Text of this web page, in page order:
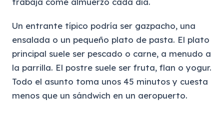
Un entrante típico podría ser gazpacho, una
ensalada o un pequeño plato de pasta. El plato
principal suele ser pescado o carne, a menudo a
la parrilla. El postre suele ser fruta, flan o yogur.
Todo el asunto toma unos 45 minutos y cuesta
menos que un sándwich en un aeropuerto.